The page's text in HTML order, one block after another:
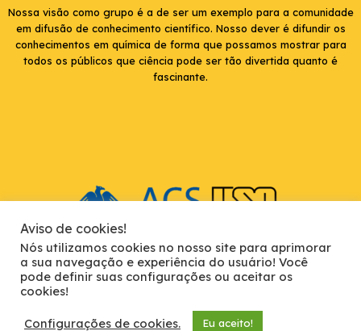
Nossa visão como grupo é a de ser um exemplo para a comunidade
em difusão de conhecimento científico. Nosso dever é difundir os
conhecimentos em química de forma que possamos mostrar para
todos os públicos que ciência pode ser tão divertida quanto é
fascinante.
USP Instituto de Química de São Carlos. Av. Trab. São Carlense, 400 -
Parque Arnold Schimidt, São Carlos - SP, 13566-590
Copyright © 2026
Aviso de cookies!
Nós utilizamos cookies no nosso site para aprimorar
a sua navegação e experiência do usuário! Você
pode definir suas configurações ou aceitar os
cookies!
Configurações de cookies. Eu aceito!